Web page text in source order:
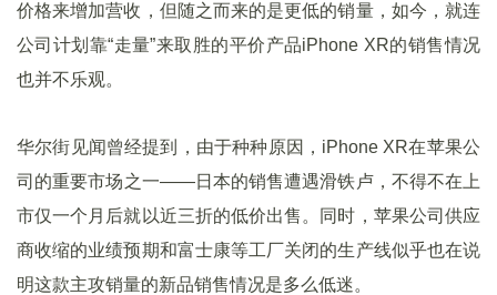
价格来增加营收，但随之而来的是更低的销量，如今，就连
公司计划靠“走量”来取胜的平价产品iPhone XR的销售情况
也并不乐观。
华尔街见闻曾经提到，由于种种原因，iPhone XR在苹果公
司的重要市场之一——日本的销售遭遇滑铁卢，不得不在上
市仅一个月后就以近三折的低价出售。同时，苹果公司供应
商收缩的业绩预期和富士康等工厂关闭的生产线似乎也在说
明这款主攻销量的新品销售情况是多么低迷。